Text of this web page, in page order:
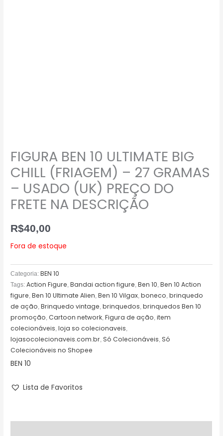
FIGURA BEN 10 ULTIMATE BIG
CHILL (FRIAGEM) – 27 GRAMAS
– USADO (UK) PREÇO DO
FRETE NA DESCRIÇÃO
R$40,00
Fora de estoque
Categoria:BEN 10
Tags: Action Figure ,Bandai action figure ,Ben 10 ,Ben 10 Action
figure ,Ben 10 Ultimate Alien ,Ben 10 Vilgax ,boneco ,brinquedo
de ação ,Brinquedo vintage ,brinquedos ,brinquedos Ben 10
promoção ,Cartoon network ,Figura de ação ,item
colecionáveis ,loja so colecionaveis
lojasocolecionaveis.com.br ,Só Colecionáveis ,Só
Colecionáveis no Shopee
BEN 10
Lista de Favoritos